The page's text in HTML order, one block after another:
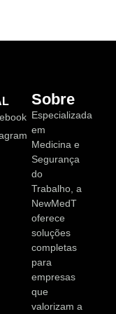
Sobre
Especializada
em
Medicina e
Segurança
do
Trabalho, a
NewMedT
oferece
soluções
completas
para
empresas
que
valorizam a